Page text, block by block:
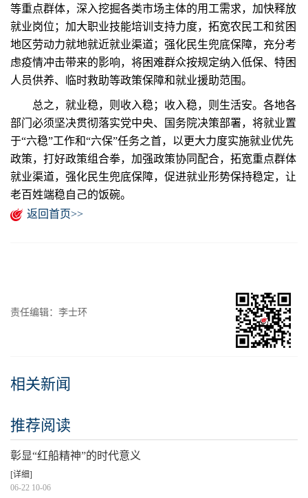
等重点群体，深入挖掘各类市场主体的用工需求，加快释放
就业岗位；加大职业技能培训支持力度，拓宽农民工和贫困
地区劳动力就地就近就业渠道；强化民生兜底保障，充分考
虑疫情冲击带来的影响，将困难群众按规定纳入低保、特困
人员供养、临时救助等政策保障和就业援助范围。
总之，就业稳，则收入稳；收入稳，则生活安。各地各
部门必须坚决贯彻落实党中央、国务院决策部署，将就业置
于“六稳”工作和“六保”任务之首，以更大力度实施就业优先
政策，打好政策组合拳，加强政策协同配合，拓宽重点群体
就业渠道，强化民生兜底保障，促进就业形势保持稳定，让
老百姓端稳自己的饭碗。
返回首页>>
责任编辑：李士环
相关新闻
推荐阅读
彰显“红船精神”的时代意义
[详细]
06-22 10-06